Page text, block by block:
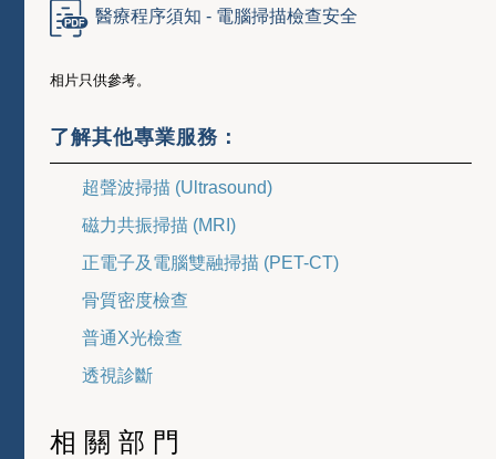
醫療程序須知 - 電腦掃描檢查安全
相片只供參考。
了解其他專業服務：
超聲波掃描 (Ultrasound)
磁力共振掃描 (MRI)
正電子及電腦雙融掃描 (PET-CT)
骨質密度檢查
普通X光檢查
透視診斷
相關部門